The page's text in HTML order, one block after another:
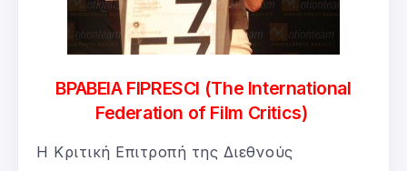
ΒΡΑΒΕΙΑ FIPRESCI (The International
Federation of Film Critics)
Η Κριτική Επιτροπή της Διεθνούς